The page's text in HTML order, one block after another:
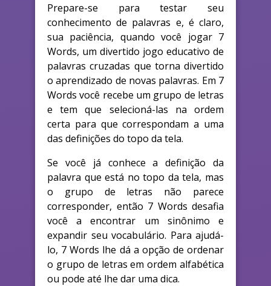
Prepare-se para testar seu
conhecimento de palavras e, é claro,
sua paciência, quando você jogar 7
Words, um divertido jogo educativo de
palavras cruzadas que torna divertido
o aprendizado de novas palavras. Em 7
Words você recebe um grupo de letras
e tem que selecioná-las na ordem
certa para que correspondam a uma
das definições do topo da tela.
Se você já conhece a definição da
palavra que está no topo da tela, mas
o grupo de letras não parece
corresponder, então 7 Words desafia
você a encontrar um sinônimo e
expandir seu vocabulário. Para ajudá-
lo, 7 Words lhe dá a opção de ordenar
o grupo de letras em ordem alfabética
ou pode até lhe dar uma dica.